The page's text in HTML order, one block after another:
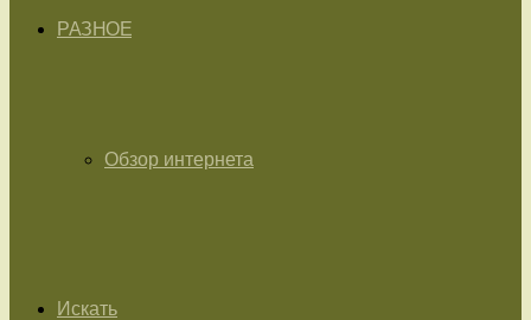
РАЗНОЕ
Обзор интернета
Искать